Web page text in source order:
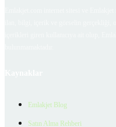
Emlakjet Blog
Satın Alma Rehberi